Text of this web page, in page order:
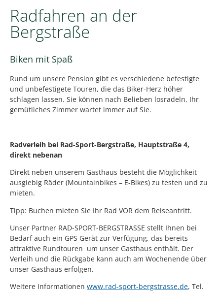
Radfahren an der
Bergstraße
Biken mit Spaß
Rund um unsere Pension gibt es verschiedene befestigte
und unbefestigete Touren, die das Biker-Herz höher
schlagen lassen. Sie können nach Belieben losradeln, Ihr
gemütliches Zimmer wartet immer auf Sie.
Radverleih bei Rad-Sport-Bergstraße, Hauptstraße 4,
direkt nebenan
Direkt neben unserem Gasthaus besteht die Möglichkeit
ausgiebig Räder (Mountainbikes – E-Bikes) zu testen und zu
mieten.
Tipp: Buchen mieten Sie Ihr Rad VOR dem Reiseantritt.
Unser Partner RAD-SPORT-BERGSTRASSE stellt Ihnen bei
Bedarf auch ein GPS Gerät zur Verfügung, das bereits
attraktive Rundtouren um unser Gasthaus enthält. Der
Verleih und die Rückgabe kann auch am Wochenende über
unser Gasthaus erfolgen.
Weitere Informationen www.rad-sport-bergstrasse.de, Tel.